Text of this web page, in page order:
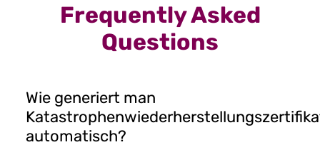
Frequently Asked
Questions
Wie generiert man
automatisch?